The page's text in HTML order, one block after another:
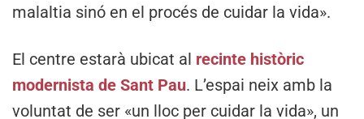
malaltia sinó en el procés de cuidar la vida».
El centre estarà ubicat al recinte històric
modernista de Sant Pau. L’espai neix amb la
voluntat de ser «un lloc per cuidar la vida», un